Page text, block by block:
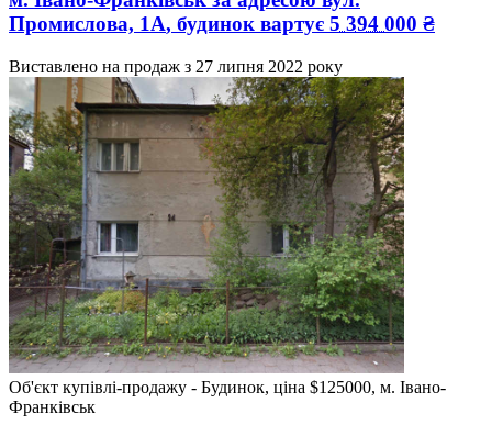
Промислова, 1А, будинок вартує 5 394 000 ₴
Виставлено на продаж з 27 липня 2022 року
Об'єкт купівлі-продажу - Будинок, ціна $125000, м. Івано-
Франківськ